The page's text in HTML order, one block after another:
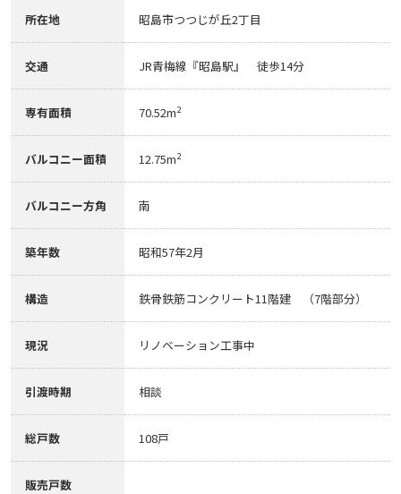
所在地 昭島市つつじが丘2丁目
交通 JR青梅線『昭島駅』 徒歩14分
専有面積 70.52m2
バルコニー面積 12.75m2
バルコニー方角 南
築年数 昭和57年2月
構造 鉄骨鉄筋コンクリート11階建 （7階部分）
現況 リノベーション工事中
引渡時期 相談
総戸数 108戸
販売戸数